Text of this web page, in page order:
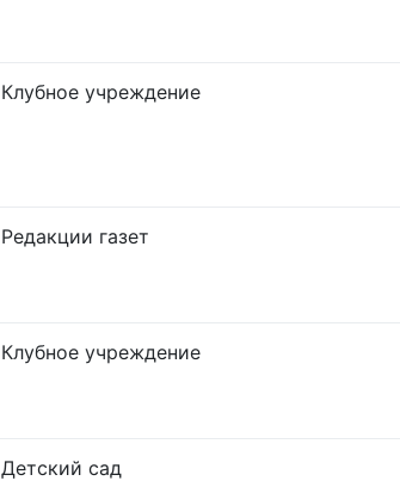
Клубное учреждение
Редакции газет
Клубное учреждение
Детский сад